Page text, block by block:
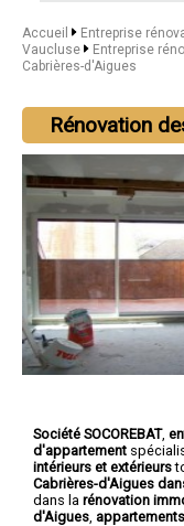
Accueil
Entreprise
Vaucluse
Entreprise
Cabrières-d'Aigues
Rénovation
Société SOCOREBAT,
d'appartement
intérieurs et extérieurs
Cabrières-d'Aigues
dans la rénovation
d'Aigues appartements